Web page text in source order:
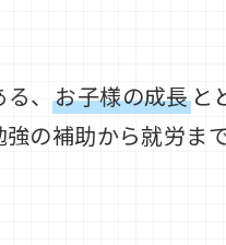
る、お子様の成長と
の補助から就労ま